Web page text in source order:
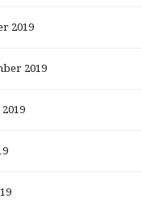
2019
2019